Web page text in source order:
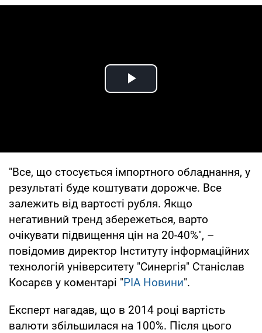
Play Video
"Все, що стосується імпортного обладнання, у
результаті буде коштувати дорожче. Все
залежить від вартості рубля. Якщо
негативний тренд збережеться, варто
очікувати підвищення цін на 20-40%", –
повідомив директор Інституту інформаційних
технологій університету "Синергія" Станіслав
Косарєв у коментарі "РІА Новини".
Експерт нагадав, що в 2014 році вартість
валюти збільшилася на 100%. Після цього